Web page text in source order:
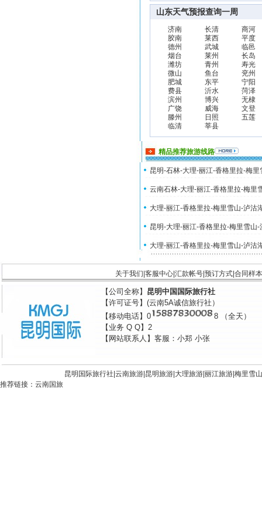
山东天气预报查询一周
济南 长清
商河
胶南
莱西
平度
德州
武城
临邑
烟台
莱州
长岛
潍坊
青州
寿光
微山
鱼台
兖州
肥城
东平
宁阳
费县
沂水
菏泽
滨州
博兴
无棣
广饶
威海
文登
滕州
日照
五莲
临清
莘县
精品推荐旅游线路
昆明-石林-大理-丽江-香格里拉-梅
云南石林-大理-丽江-香格里拉-梅里
大理-丽江-香格里拉-梅里雪山-泸沽
昆明-大理-丽江-香格里拉-梅里雪山
大理-丽江-香格里拉-梅里雪山-泸沽
关于我们 客服中心 汇款帐号 预订方式 合同样本
【公司全称】 昆明中国国际旅行社
【许可证号】(云南5A诚信旅行社）
【移动电话】0
8 （全天）
【业务 Q Q】2
【网站联系人】客服：小郑 小张
昆明国际旅行社| 云南旅游 昆明旅游 大理旅游 丽江旅游 梅里雪山
推荐链接： 云南国旅